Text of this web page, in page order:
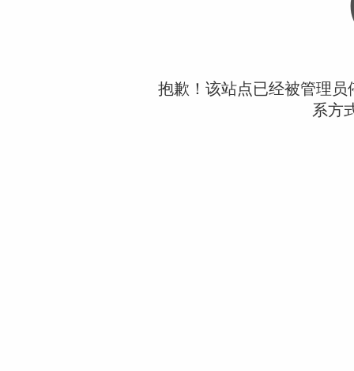
抱歉！该站点已经被管理
系方